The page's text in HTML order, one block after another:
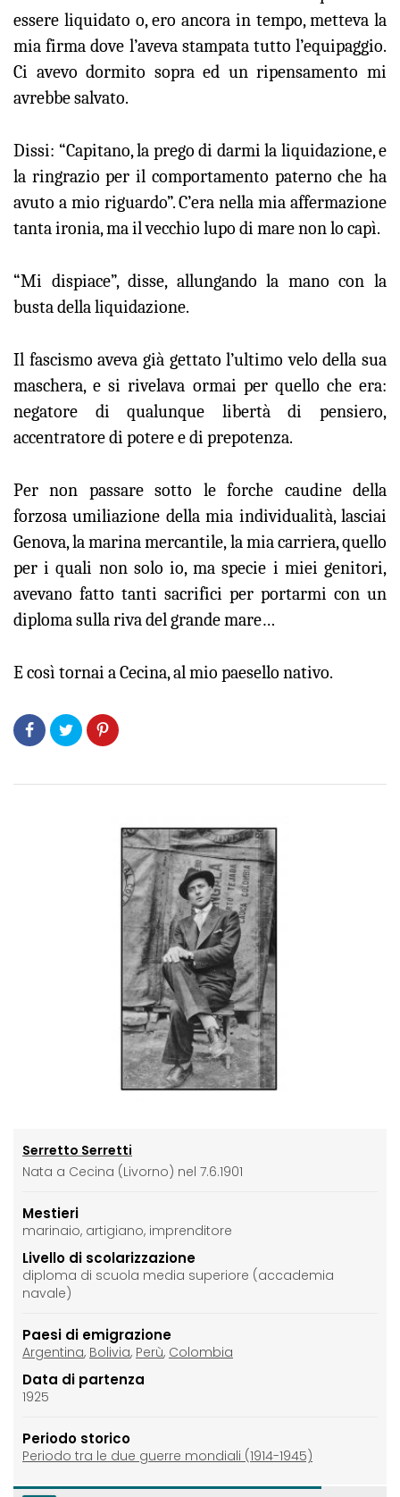
essere liquidato o, ero ancora in tempo, metteva la
mia firma dove l’aveva stampata tutto l’equipaggio.
Ci avevo dormito sopra ed un ripensamento mi
avrebbe salvato.
Dissi: “Capitano, la prego di darmi la liquidazione, e
la ringrazio per il comportamento paterno che ha
avuto a mio riguardo”. C’era nella mia affermazione
tanta ironia, ma il vecchio lupo di mare non lo capì.
“Mi dispiace”, disse, allungando la mano con la
busta della liquidazione.
Il fascismo aveva già gettato l’ultimo velo della sua
maschera, e si rivelava ormai per quello che era:
negatore di qualunque libertà di pensiero,
accentratore di potere e di prepotenza.
Per non passare sotto le forche caudine della
forzosa umiliazione della mia individualità, lasciai
Genova, la marina mercantile, la mia carriera, quello
per i quali non solo io, ma specie i miei genitori,
avevano fatto tanti sacrifici per portarmi con un
diploma sulla riva del grande mare…
E così tornai a Cecina, al mio paesello nativo.
Serretto Serretti
Nata a Cecina (Livorno) nel 7.6.1901
Mestieri
marinaio, artigiano, imprenditore
Livello di scolarizzazione
diploma di scuola media superiore (accademia
navale)
Paesi di emigrazione
Argentina, Bolivia, Perù, Colombia
Data di partenza
1925
Periodo storico
Periodo tra le due guerre mondiali (1914-1945)